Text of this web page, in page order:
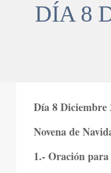
DÍA 8
Día 8 Diciembre
Novena de
1.- Oración